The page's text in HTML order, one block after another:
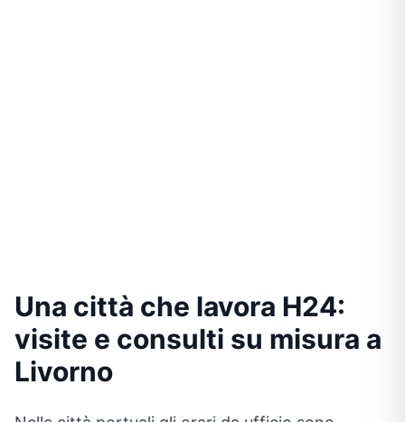
Una città che lavora H24:
visite e consulti su misura a
Livorno